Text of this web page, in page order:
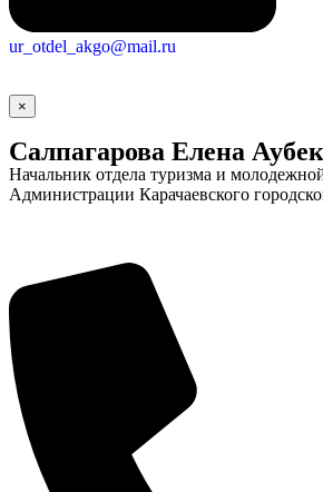
ur_otdel_akgo@mail.ru
×
Салпагарова Елена
Начальник отдела туризма и
Администрации Карачаевского